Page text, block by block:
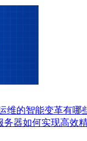
维的智能变革有哪
务器如何实现高效